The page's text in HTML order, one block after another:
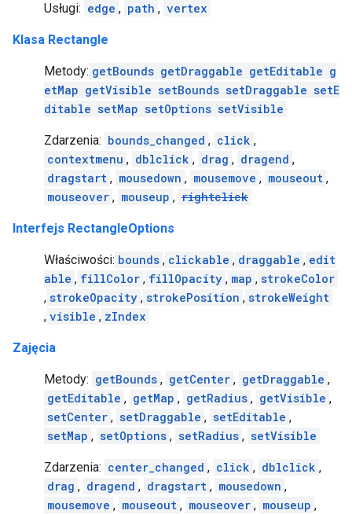
Usługi: edge , path , vertex
Klasa Rectangle
Metody: getBounds getDraggable getEditable g
etMap getVisible setBounds setDraggable setE
ditable setMap setOptions setVisible
Zdarzenia: bounds_changed , click ,
contextmenu , dblclick , drag , dragend ,
dragstart , mousedown , mousemove , mouseout ,
mouseover , mouseup , rightclick
Interfejs RectangleOptions
Właściwości: bounds , clickable , draggable , edit
able , fillColor , fillOpacity , map , strokeColor
, strokeOpacity , strokePosition , strokeWeight
, visible , zIndex
Zajęcia
Metody: getBounds , getCenter , getDraggable ,
getEditable , getMap , getRadius , getVisible ,
setCenter , setDraggable , setEditable ,
setMap , setOptions , setRadius , setVisible
Zdarzenia: center_changed , click , dblclick ,
drag , dragend , dragstart , mousedown ,
mousemove , mouseout , mouseover , mouseup ,